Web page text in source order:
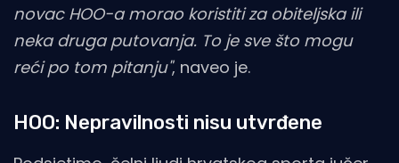
novac HOO-a morao koristiti za obiteljska ili
neka druga putovanja. To je sve što mogu
reći po tom pitanju", naveo je.
HOO: Nepravilnosti nisu utvrđene